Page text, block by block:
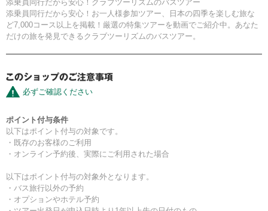
添乗員同行だから安心！クラブツーリズムのバスツアー
添乗員同行だから安心！お一人様参加ツアー、日本の四季を楽しむ旅な
ど7,000コース以上を掲載！厳選の特集ツアーを動画でご紹介中。あなた
だけの旅を発見できるクラブツーリズムのバスツアー。
必ずご確認ください
ポイント付与条件
以下はポイント付与の対象です。
・既存のお客様のご利用
・オンライン予約後、実際にご利用された場合
以下はポイント付与の対象外となります。
・バス旅行以外の予約
・オプションやホテル予約